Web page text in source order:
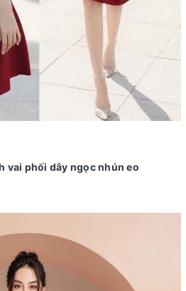
vai phối dây ngọc nhún eo